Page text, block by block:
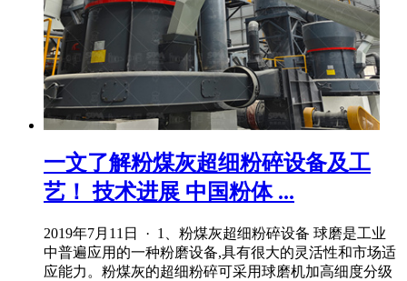
一文了解粉煤灰超细粉碎设备及工
艺！ 技术进展 中国粉体 ...
2019年7月11日 · 1、粉煤灰超细粉碎设备 球磨是工业
中普遍应用的一种粉磨设备,具有很大的灵活性和市场适
应能力。粉煤灰的超细粉碎可采用球磨机加高细度分级